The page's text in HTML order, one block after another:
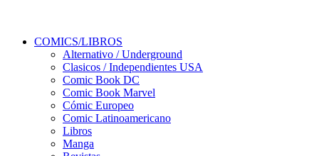
COMICS/LIBROS
Alternativo / Underground
Clasicos / Independientes USA
Comic Book DC
Comic Book Marvel
Cómic Europeo
Comic Latinoamericano
Libros
Manga